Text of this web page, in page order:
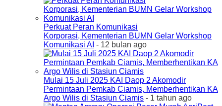
Perkuat Peran Komunikasi
Korporasi, Kementerian BUMN Gelar Workshop
Komunikasi AI - 12 bulan ago
Mulai 15 Juli 2025 KAI Daop 2 Akomodir
Permintaan Pemkab Ciamis, Memberhentikan KA
Argo Wilis di Stasiun Ciamis - 1 tahun ago